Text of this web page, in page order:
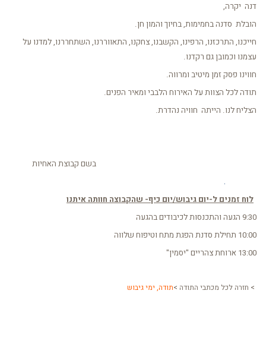
דנה יקרה,
הובלת סדנה בחמימות, בחיוך והמון חן.
חייכנו, התרכזנו, הרפינו, הקשבנו, צחקנו, התאווררנו, השתחררנו, למדנו על
עצמנו וכמובן גם רקדנו.
חווינו פסק זמן מיטיב ומרווה.
תודה לכל הצוות על האירוח הלבבי ומאיר הפנים.
הצליח לנו. הייתה חוויה נהדרת.
בשם קבוצת האחיות
.
לוח זמנים ל-יום גיבוש/יום כיף- שהקבוצה חוותה איתנו
9:30 הגעה והתכנסות לכיבודים בהגעה
10:00 תחילת סדנת הפגת מתח וטיפוח שלווה
13:00 ארוחת צהריים "יסמין"
> חזרה לכל מכתבי התודה >תודה, ימי גיבוש